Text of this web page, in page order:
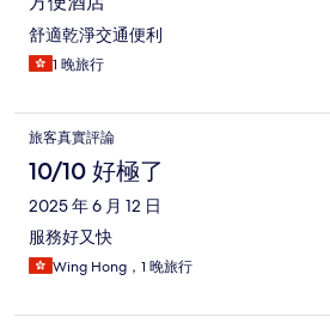
舒適乾淨交通便利
1 晚旅行
旅客真實評論
10/10 好極了
2025 年 6 月 12 日
服務好又快
Wing Hong，1 晚旅行